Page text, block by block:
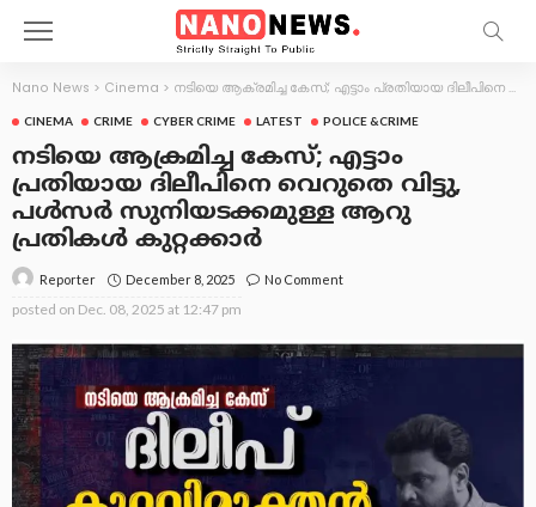
Nano News > Cinema > നടിയെ ആക്രമിച്ച കേസ്; എട്ടാം പ്രതിയായ ദിലീപിനെ വെറുതെ വിട്ടു, പള്‍സര്‍ സുനിയടക്കമുള്ള ആറു പ്രതികള്‍ കുറ്റക്കാര്‍
CINEMA CRIME CYBER CRIME LATEST POLICE &CRIME
നടിയെ ആക്രമിച്ച കേസ്; എട്ടാം
പ്രതിയായ ദിലീപിനെ വെറുതെ വിട്ടു,
പള്‍സര്‍ സുനിയടക്കമുള്ള ആറു
പ്രതികള്‍ കുറ്റക്കാര്‍
Reporter December 8, 2025 No Comment
posted on Dec. 08, 2025 at 12:47 pm